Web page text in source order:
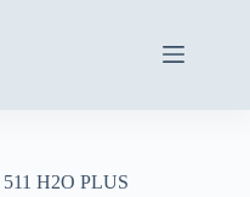
511 H2O PLUS